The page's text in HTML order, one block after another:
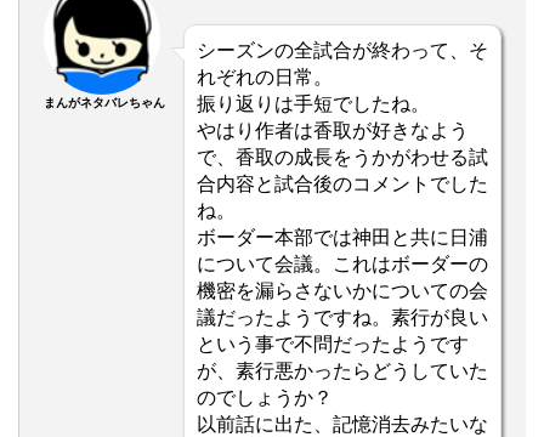
まんがネタバレちゃん
シーズンの全試合が終わって、そ
れぞれの日常。
振り返りは手短でしたね。
やはり作者は香取が好きなよう
で、香取の成長をうかがわせる試
合内容と試合後のコメントでした
ね。
ボーダー本部では神田と共に日浦
について会議。これはボーダーの
機密を漏らさないかについての会
議だったようですね。素行が良い
という事で不問だったようです
が、素行悪かったらどうしていた
のでしょうか？
以前話に出た、記憶消去みたいな